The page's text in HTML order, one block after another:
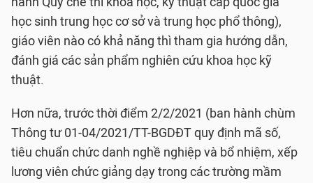
học sinh trung học cơ sở và trung học phổ thông),
giáo viên nào có khả năng thì tham gia hướng dẫn,
đánh giá các sản phẩm nghiên cứu khoa học kỹ
thuật.
Hơn nữa, trước thời điểm 2/2/2021 (ban hành chùm
Thông tư 01-04/2021/TT-BGDĐT quy định mã số,
tiêu chuẩn chức danh nghề nghiệp và bổ nhiệm, xếp
lương viên chức giảng dạy trong các trường mầm